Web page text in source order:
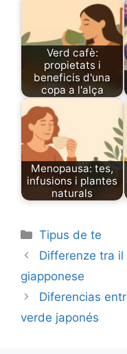
Verd cafè:
propietats i
beneficis d'una
copa a l'alça
Menopausa: tes,
infusions i plantes
naturals
Categories
Tipus de te
Differenze tra
giapponese
Diferencias
verde japonés